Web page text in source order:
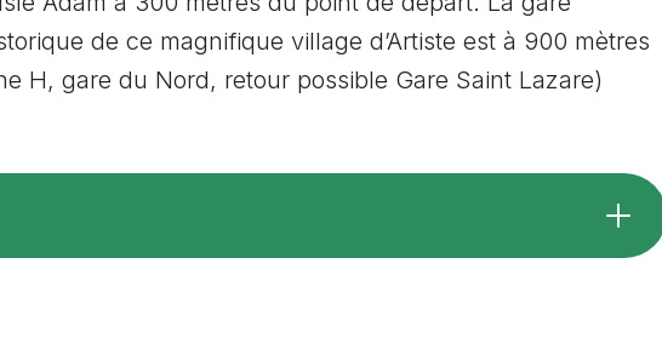
de ce magnifique village d’Artiste est à 900 mètres
H, gare du Nord, retour possible Gare Saint Lazare)